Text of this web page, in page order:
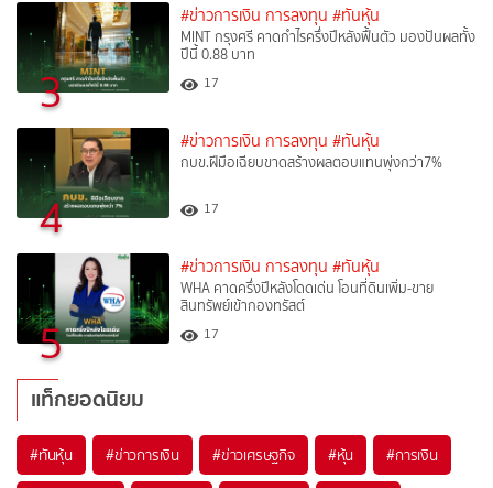
3
#ข่าวการเงิน การลงทุน #ทันหุ้น
MINT กรุงศรี คาดกำไรครึ่งปีหลังฟื้นตัว มองปันผลทั้ง
ปีนี้ 0.88 บาท
17
4
#ข่าวการเงิน การลงทุน #ทันหุ้น
กบข.ฝีมือเฉียบขาดสร้างผลตอบแทนพุ่งกว่า7%
17
5
#ข่าวการเงิน การลงทุน #ทันหุ้น
WHA คาดครึ่งปีหลังโดดเด่น โอนที่ดินเพิ่ม-ขาย
สินทรัพย์เข้ากองทรัสต์
17
แท็กยอดนิยม
#ทันหุ้น #ข่าวการเงิน #ข่าวเศรษฐกิจ #หุ้น #การเงิน